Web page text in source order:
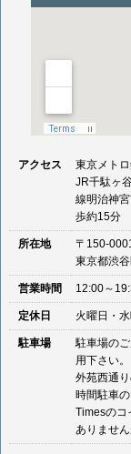
アクセス
東京メト
JR千駄ヶ
線明治神
歩約15分
所在地
〒150-
東京都渋
営業時間 12:00～
定休日 火曜日・水
駐車場
駐車場の
用下さい。
外苑西通
時間駐車
Timesのコ
ありませ